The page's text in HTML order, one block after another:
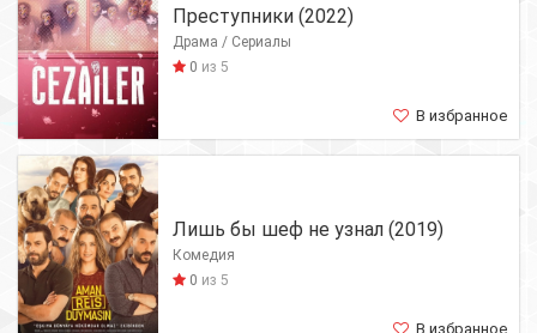
Преступники (2022)
Драма / Сериалы
0 из 5
В избранное
Лишь бы шеф не узнал (2019)
Комедия
0 из 5
В избранное